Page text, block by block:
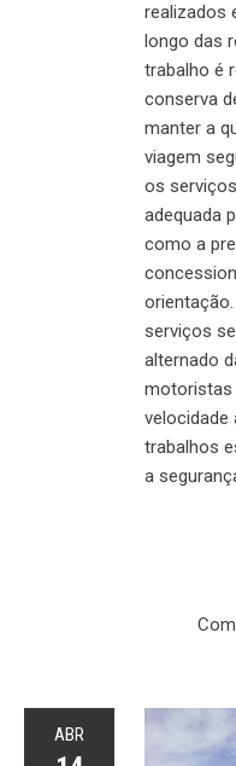
realizados
longo das
trabalho é
conserva
manter a
viagem
os
adequada
como a
serviços
alternado
motoristas
velocidade
trabalhos
a
ABR